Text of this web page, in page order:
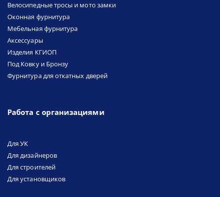
Велосипедные тросы и мото замки
Оконная фурнитура
Мебельная фурнитура
Аксессуары
Изделия КГИОП
Под Ковку и Бронзу
Фурнитура для откатных дверей
Работа с организациями
Для УК
Для дизайнеров
Для строителей
Для установщиков